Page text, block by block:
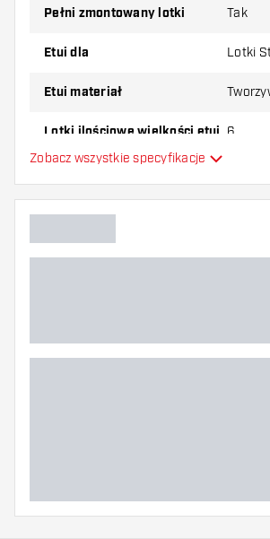
pełni zmontowany lotki Tak
Etui dla Lotki
Etui materiał
Lotki ilościowe wielkości etui 6
Zobacz wszystkie specyfikacje